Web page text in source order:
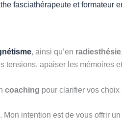
fasciathérapeute et formateur
, ainsi qu’en radiesthésie,
tensions, apaiser les mémoires
coaching pour clarifier vos
intention est de vous offrir